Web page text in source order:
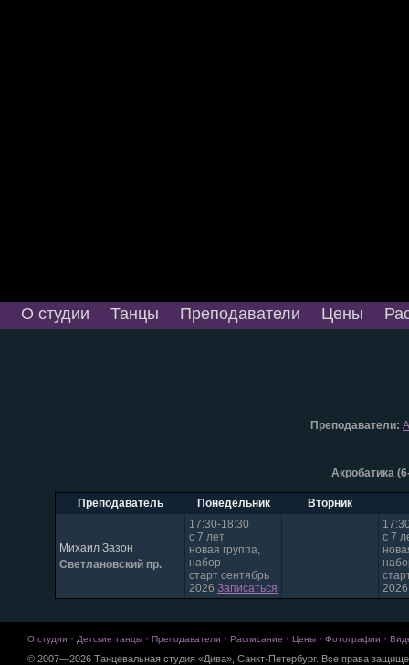
О студии Танцы Преподаватели Цены
Преподаватели:
Акробатика
Преподаватель Понедельник Вторник
Михаил Зазон
Светлановский пр.
17:30-18:30
с 7 лет
новая группа,
набор
старт сентябрь
2026 Записаться
с 7
О студии · Детские танцы · Преподаватели · Расписание · Цены · Фотографии ·
© 2007—2026 Танцевальная студия «Дива», Санкт-Петербург. Все права